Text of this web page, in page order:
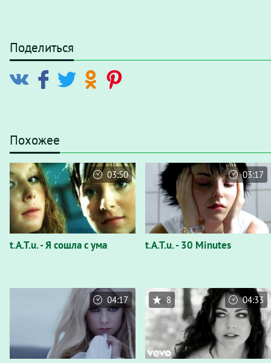
Поделиться
Похожее
t.A.T.u. - Я сошла с ума
03:50
t.A.T.u. - 30 Minutes
03:17
04:17 8 04:33